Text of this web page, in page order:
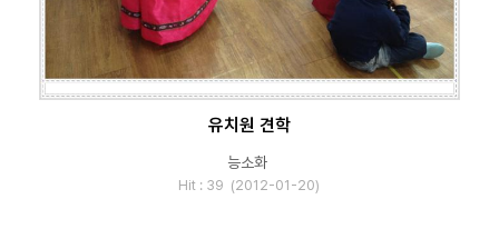
유치원 견학
능소화
Hit : 39 (2012-01-20)